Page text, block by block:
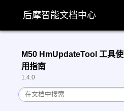
后摩智能文档中心
M50 HmUpdateTool 工具使
用指南
1.4.0